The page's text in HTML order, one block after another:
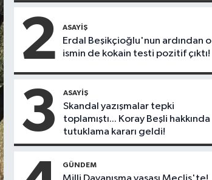
2 ASAYIŞ
Erdal Beşikçioğlu'nun ardından o
ismin de kokain testi pozitif çıktı!
3 ASAYIŞ
Skandal yazışmalar tepki
toplamıştı... Koray Beşli hakkında
tutuklama kararı geldi!
GÜNDEM